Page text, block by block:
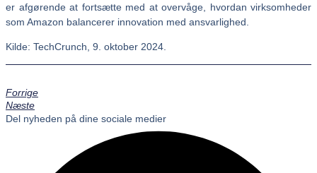
er afgørende at fortsætte med at overvåge, hvordan virksomheder
som Amazon balancerer innovation med ansvarlighed.
Kilde: TechCrunch, 9. oktober 2024.
Forrige
Næste
Del nyheden på dine sociale medier